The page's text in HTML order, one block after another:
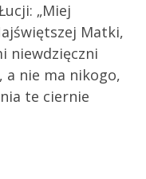
„Miej
Matki,
niewdzięczni
a nie ma nikogo,
te ciernie